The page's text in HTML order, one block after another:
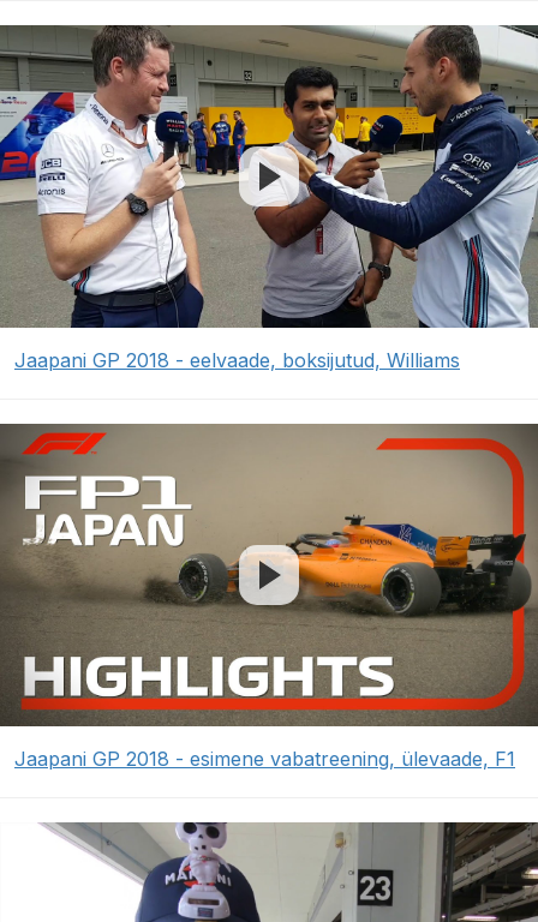
Jaapani GP 2018 - eelvaade, boksijutud, Williams
Jaapani GP 2018 - esimene vabatreening, ülevaade, F1